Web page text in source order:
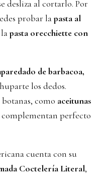
desliza al cortarlo. Por
probar lapasta al
lapasta orecchiette con
de barbacoa,
los dedos.
como aceitunas
complementan perfecto
cuenta con su
Coctelería Literal,